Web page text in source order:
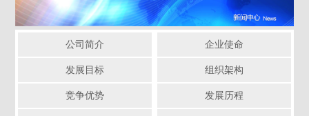
公司简介 企业使命
发展目标 组织架构
竞争优势 发展历程